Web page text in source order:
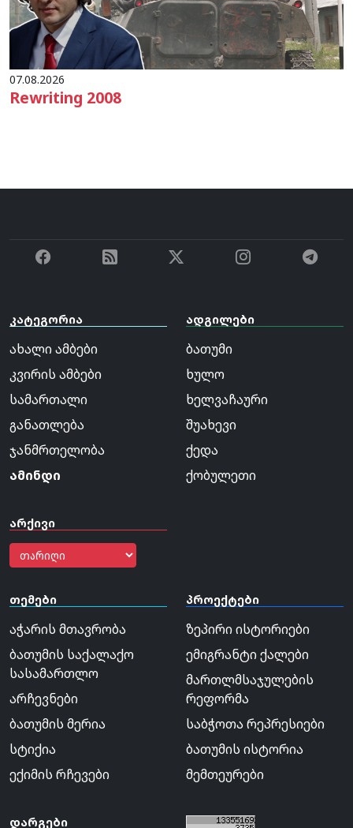
07.08.2026
Rewriting 2008
კატეგორია
ახალი ამბები
კვირის ამბები
სამართალი
განათლება
ჯანმრთელობა
ამინდი
არქივი
ადგილები
ბათუმი
ხულო
ხელვაჩაური
შუახევი
ქედა
ქობულეთი
თემები
აჭარის მთავრობა
ბათუმის საქალაქო
სასამართლო
არჩევნები
ბათუმის მერია
სტიქია
ექიმის რჩევები
პროექტები
ზეპირი ისტორიები
ემიგრანტი ქალები
მართლმსაჯულების
რეფორმა
საბჭოთა რეპრესიები
ბათუმის ისტორია
მემთეურები
დარგები